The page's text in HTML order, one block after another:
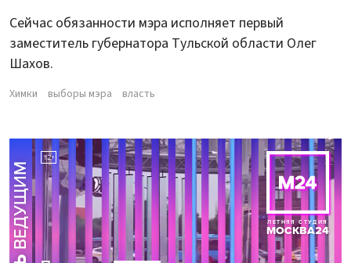
Сейчас обязанности мэра исполняет первый
заместитель губернатора Тульской области Олег
Шахов.
Химки выборы мэра власть